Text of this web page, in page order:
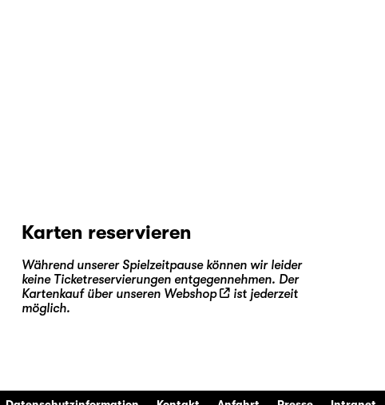
Karten reservieren
Während unserer Spielzeitpause können wir leider
keine Ticketreservierungen entgegennehmen. Der
Kartenkauf über unseren Webshop
ist jederzeit
möglich.